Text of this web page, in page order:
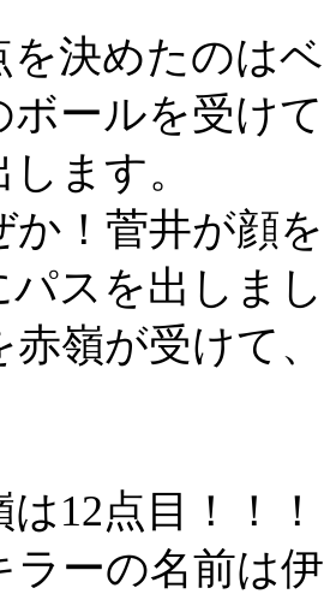
を決めたのは
ボールを受け
ます。
か！菅井が顔
パスを出しま
赤嶺が受けて
は12点目！！！
ラーの名前は